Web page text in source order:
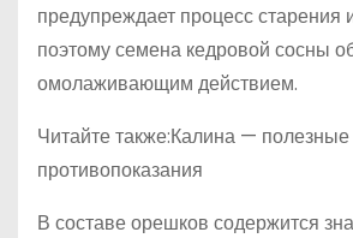
предупреждает процесс старения
поэтому семена кедровой сосны
омолаживающим действием.
Читайте также:Калина — полезные
противопоказания
В составе орешков содержится